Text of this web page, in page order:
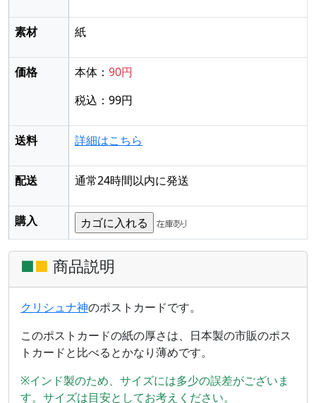
素材 紙
価格 本体： 90円
税込：99円
送料 詳細はこちら
配送 通常24時間以内に発送
購入
■■ 商品説明
クリシュナ神のポストカードです。
このポストカードの紙の厚さは、日本製の市販のポス
トカードと比べるとかなり薄めです。
※インド製のため、サイズには多少の誤差がございま
す。サイズは目安としてお考えください。